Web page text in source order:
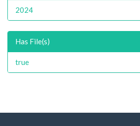
2024
Has File(s)
true